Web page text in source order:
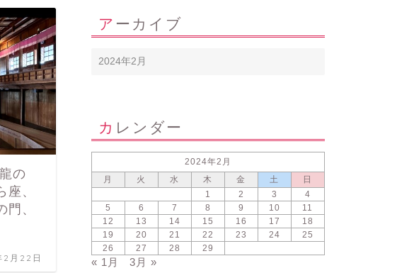
の
、
、
月22日
アーカイブ
カレンダー
2024年2月
月
火 水 木 金 土
日
1
2 3
4
5
6 7 8 9 10
11
12
13 14 15 16 17
18
19
20 21 22 23 24
25
26
27 28 29
« 1月 3月 »